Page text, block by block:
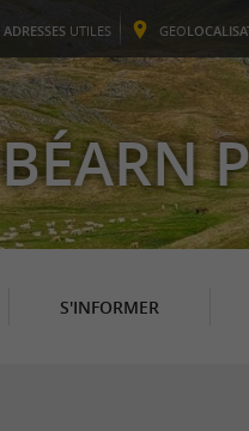
ADRESSES UTILES GEO
BÉARN
S'INFORMER